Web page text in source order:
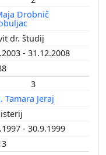
Drobnič
dr. študij
- 31.12.2008
3
Tamara Jeraj
- 30.9.1999